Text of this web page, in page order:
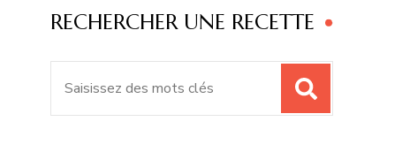
RECHERCHER UNE RECETTE